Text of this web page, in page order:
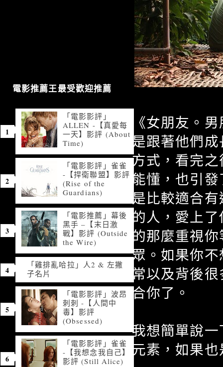
《女朋友。
是跟著他們
方式，看完
能懂，也引
是比較適合
的人，愛上
的那麼重視
眾。如果你
常以及背後
合你了。
我想簡單說
元素，如果
電影推薦王最受歡迎推薦
「電影影評」
ALLEN -【真愛每
一天】影評 (About
Time)
「電影影評」雀雀
-【捍衛聯盟】影評
(Rise of the
Guardians)
「電影推薦」幕後
黑手 –【末日激
戰】影評 (Outside
the Wire)
「雞排亂哈拉」人2 & 左撇
子名片
「電影影評」波昂
刺刺 -【人間中
毒】影評
(Obsessed)
「電影影評」雀雀
-【我想念我自己】
影評 (Still Alice)